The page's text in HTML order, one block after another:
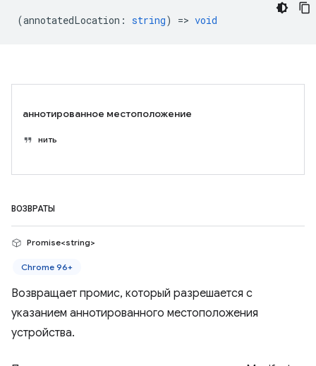
(annotatedLocation : string) => void
аннотированное местоположение
нить
ВОЗВРАТЫ
Promise<string>
Chrome 96+
Возвращает промис, который разрешается с
указанием аннотированного местоположения
устройства.